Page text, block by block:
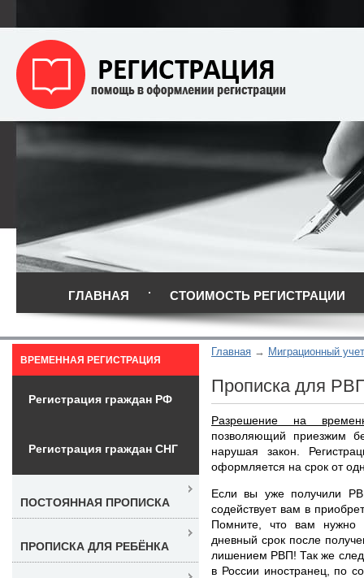
ГЛАВНАЯ СТОИМОСТЬ РЕГИСТРАЦИИ
Главная Миграционный
Прописка для
Разрешение на
позволяющий приезжим
нарушая закон.
оформляется на срок от
Если вы уже получили
содействует вам в
Помните, что вам нужно
дневный срок после
лишением РВП! Так же
в России иностранец, по
ВРЕМЕННАЯ РЕГИСТРАЦИЯ
Регистрация граждан РФ
Регистрация граждан СНГ
ПОСТОЯННАЯ ПРОПИСКА
ПРОПИСКА ДЛЯ РЕБЁНКА